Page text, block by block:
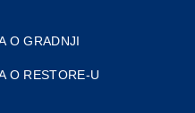
O GRADNJI
O RESTORE-U